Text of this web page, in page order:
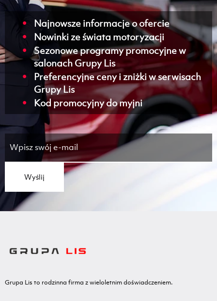
Najnowsze informacje o ofercie
Nowinki ze świata motoryzacji
Sezonowe programy promocyjne w
salonach Grupy Lis
Preferencyjne ceny i zniżki w serwisach
Grupy Lis
Kod promocyjny do myjni
Wyślij
Grupa Lis to rodzinna firma z wieloletnim doświadczeniem.